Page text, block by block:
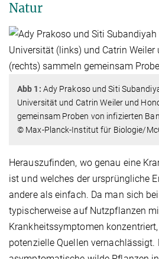
Natur
Abb 1: Ady Prakoso und Siti
Universität und Catrin Weiler und
gemeinsam Proben von infizierten
© Max-Planck-Institut für Biologie/
Herauszufinden, wo genau eine
ist und welches der ursprüngliche
andere als einfach. Da man sich
typischerweise auf Nutzpflanzen
Krankheitssymptomen
potenzielle Quellen vernachlässigt.